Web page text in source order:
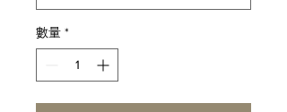
數量 *